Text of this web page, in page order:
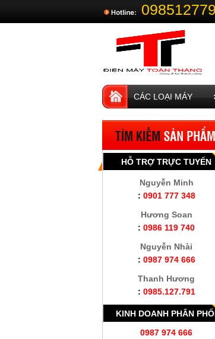
CÁC LOẠI MÁY
HỖ TRỢ TRỰC TUYẾN
Nguyễn Minh
: 0901 777 348
Hương Soan
: 0986 119 740
Nguyễn Nhài
: 0987 974 666
Thanh Hương
: 0985.127.791
KINH DOANH PHÂN
0987 974 666